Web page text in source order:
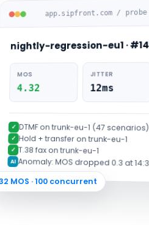
app.sipfront.com /
nightly-regression-eu1 ·
MOS
4.32
JITTER
12ms
✓ DTMF on trunk-eu-1 (47 scenarios)
✓ Hold + transfer on trunk-eu-1
✓ T.38 fax on trunk-eu-1
AI Anomaly: MOS dropped 0.3 at
MOS · 100 concurrent